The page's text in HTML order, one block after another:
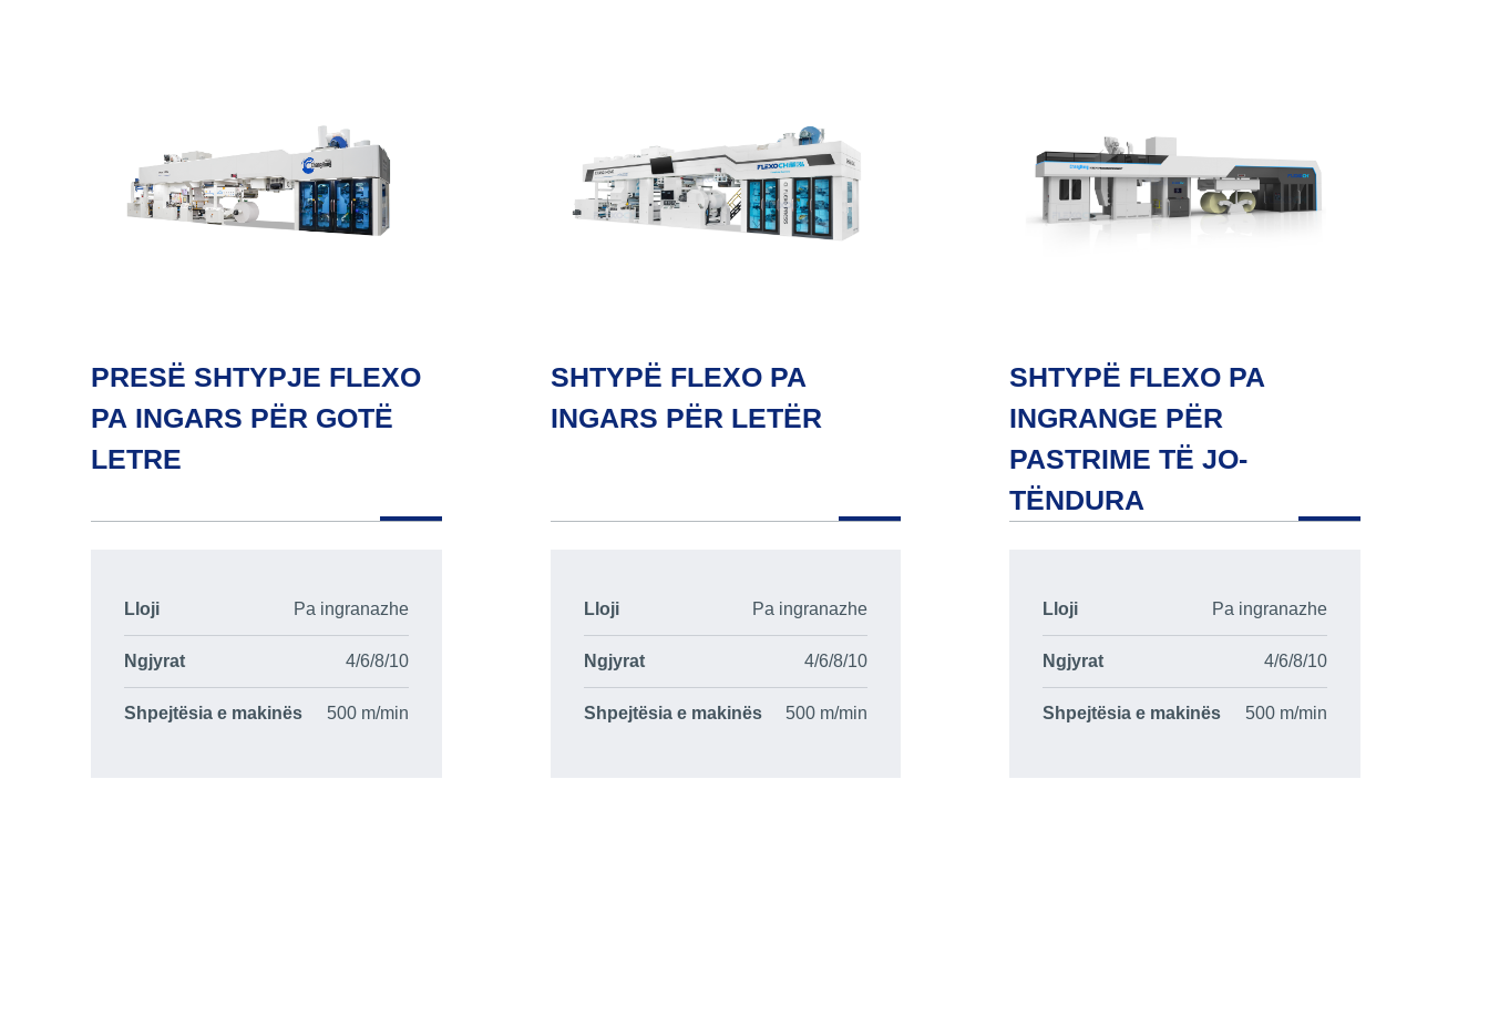
PRESË SHTYPJE FLEXO
PA INGARS PËR GOTË
LETRE
Lloji Pa ingranazhe
Ngjyrat 4/6/8/10
Shpejtësia e makinës 500 m/min
SHTYPË FLEXO PA
INGARS PËR LETËR
Lloji Pa ingranazhe
Ngjyrat 4/6/8/10
Shpejtësia e makinës 500 m/min
SHTYPË FLEXO PA
INGRANGE PËR
PASTRIME TË JO-
TËNDURA
Lloji Pa ingranazhe
Ngjyrat 4/6/8/10
Shpejtësia e makinës 500 m/min